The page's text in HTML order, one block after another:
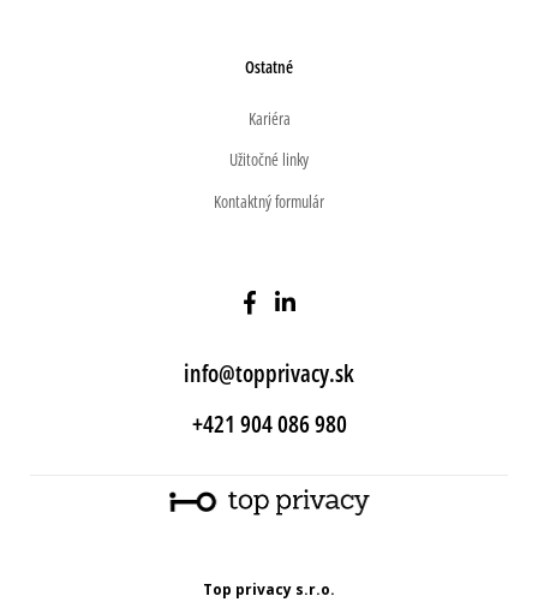
Ostatné
Kariéra
Užitočné linky
Kontaktný formulár
info@topprivacy.sk
+421 904 086 980
Top privacy s.r.o.